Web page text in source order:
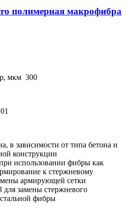
полимерная макрофибра
мкм 300
в зависимости от типа бетона и
конструкции
использовании фибры как
к стержневому
армирующей сетки
для замены стержневого
фибры